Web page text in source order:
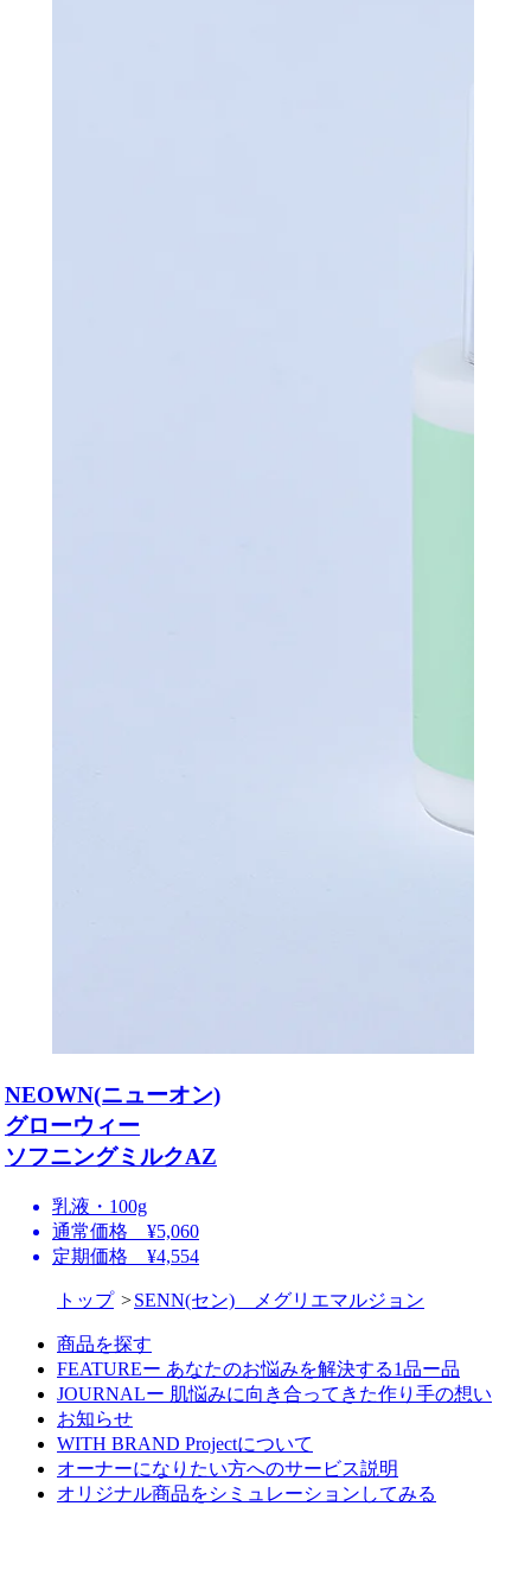
NEOWN(ニューオン)
グローウィー
ソフニングミルクAZ
乳液・100g
通常価格 ¥5,060
定期価格 ¥4,554
トップ SENN(セン) メグリエマルジョン
商品を探す
FEATUREー あなたのお悩みを解決する1品ー品
JOURNALー 肌悩みに向き合ってきた作り手の想い
お知らせ
WITH BRAND Projectについて
オーナーになりたい方へのサービス説明
オリジナル商品をシミュレーションしてみる